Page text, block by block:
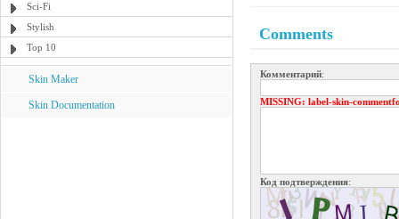
Sci-Fi
Stylish
Top 10
Skin Maker
Skin Documentation
Comments
Комментарий:
MISSING: label-skin-
Код подтверждения: